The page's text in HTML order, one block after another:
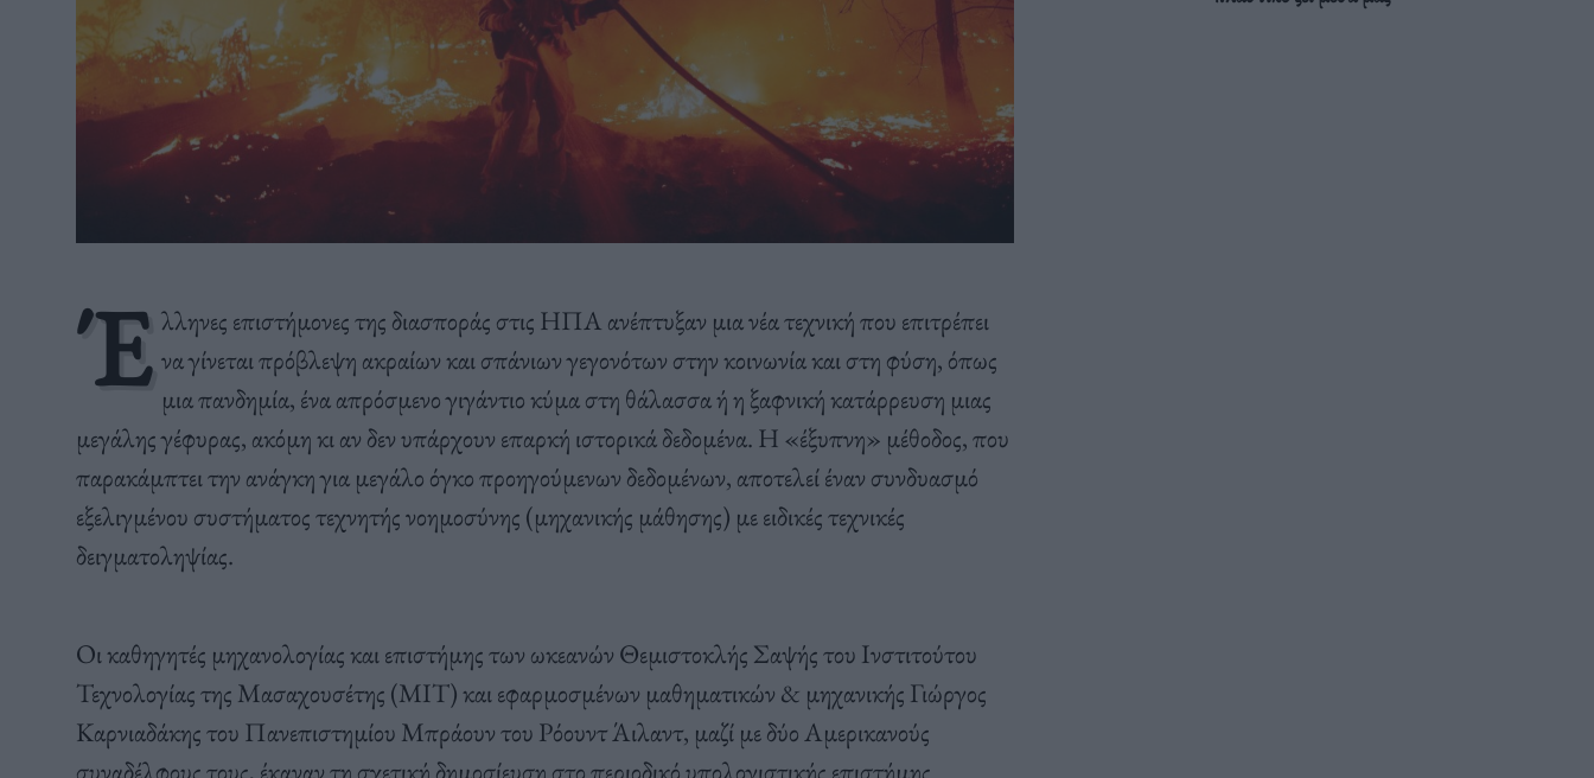
Έ λληνες επιστήμονες της διασποράς στις ΗΠΑ ανέπτυξαν μια νέα τεχνική που επιτρέπει
να γίνεται πρόβλεψη ακραίων και σπάνιων γεγονότων στην κοινωνία και στη φύση, όπως
μια πανδημία, ένα απρόσμενο γιγάντιο κύμα στη θάλασσα ή η ξαφνική κατάρρευση μιας
μεγάλης γέφυρας, ακόμη κι αν δεν υπάρχουν επαρκή ιστορικά δεδομένα. Η «έξυπνη» μέθοδος, που
παρακάμπτει την ανάγκη για μεγάλο όγκο προηγούμενων δεδομένων, αποτελεί έναν συνδυασμό
εξελιγμένου συστήματος τεχνητής νοημοσύνης (μηχανικής μάθησης) με ειδικές τεχνικές
δειγματοληψίας.
Οι καθηγητές μηχανολογίας και επιστήμης των ωκεανών Θεμιστοκλής Σαψής του Ινστιτούτου
Τεχνολογίας της Μασαχουσέτης (ΜΙΤ) και εφαρμοσμένων μαθηματικών & μηχανικής Γιώργος
Καρνιαδάκης του Πανεπιστημίου Μπράουν του Ρόουντ Άιλαντ, μαζί με δύο Αμερικανούς
συναδέλφους τους, έκαναν τη σχετική δημοσίευση στο περιοδικό υπολογιστικής επιστήμης